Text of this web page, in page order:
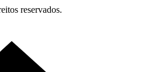
reservados.